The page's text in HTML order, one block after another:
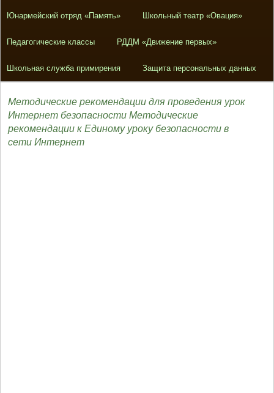
Юнармейский отряд «Память» Школьный театр «Овация»
Педагогические классы РДДМ «Движение первых»
Школьная служба примирения Защита персональных данных
Методические рекомендации для проведения урок
Интернет безопасности Методические
рекомендации к Единому уроку безопасности в
сети Интернет